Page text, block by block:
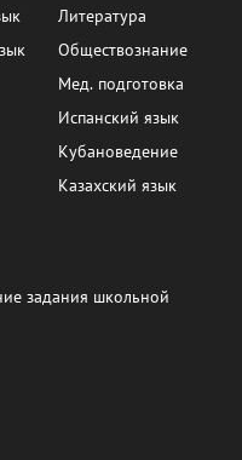
Литература
Обществознание
Мед. подготовка
Испанский язык
Кубановедение
Казахский язык
задания школьной